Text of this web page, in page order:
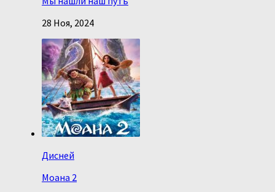
28 Ноя, 2024
Дисней
Моана 2